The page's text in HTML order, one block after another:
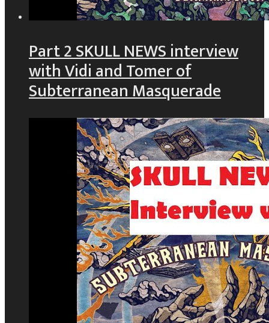
Part 2 SKULL NEWS interview
with Vidi and Tomer of
Subterranean Masquerade